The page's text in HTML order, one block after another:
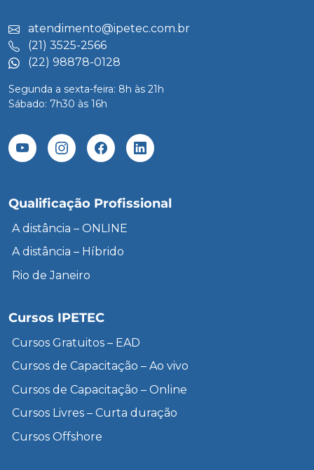
atendimento@ipetec.com.br
(21) 3525-2566
(22) 98878-0128
Segunda a sexta-feira: 8h às 21h
Sábado: 7h30 às 16h
Qualificação Profissional
A distância – ONLINE
A distância – Híbrido
Rio de Janeiro
Cursos IPETEC
Cursos Gratuitos – EAD
Cursos de Capacitação – Ao vivo
Cursos de Capacitação – Online
Cursos Livres – Curta duração
Cursos Offshore